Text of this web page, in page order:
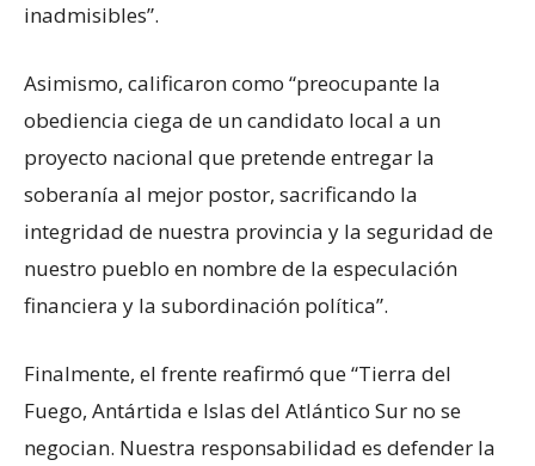
inadmisibles”.
Asimismo, calificaron como “preocupante la
obediencia ciega de un candidato local a un
proyecto nacional que pretende entregar la
soberanía al mejor postor, sacrificando la
integridad de nuestra provincia y la seguridad de
nuestro pueblo en nombre de la especulación
financiera y la subordinación política”.
Finalmente, el frente reafirmó que “Tierra del
Fuego, Antártida e Islas del Atlántico Sur no se
negocian. Nuestra responsabilidad es defender la